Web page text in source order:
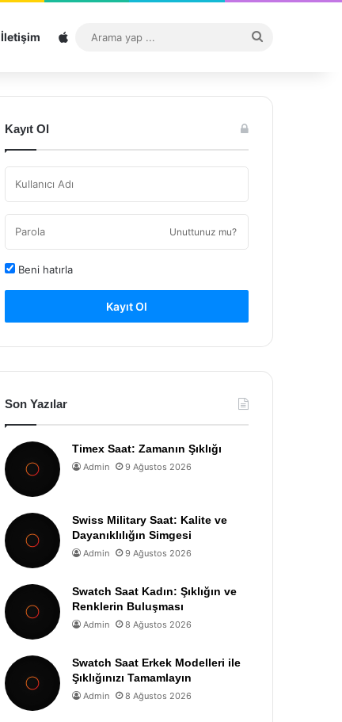
İletişim Sitemap
...
Kayıt Ol
Unuttunuz mu?
Beni hatırla
Kayıt Ol
Son Yazılar
Timex Saat: Zamanın Şıklığı
Admin 9 Ağustos 2026
Swiss Military Saat: Kalite ve
Dayanıklılığın Simgesi
Admin 9 Ağustos 2026
Swatch Saat Kadın: Şıklığın ve
Renklerin Buluşması
Admin 8 Ağustos 2026
Swatch Saat Erkek Modelleri ile
Şıklığınızı Tamamlayın
Admin 8 Ağustos 2026